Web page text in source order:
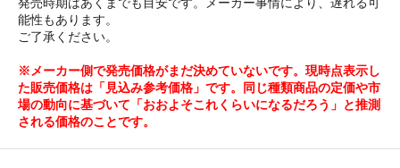
能性もあります。
ご了承ください。
※メーカー側で発売価格がまだ決めていないです。現時点表示し
た販売価格は「見込み参考価格」です。同じ種類商品の定価や市
場の動向に基づいて「おおよそこれくらいになるだろう」と推測
される価格のことです。